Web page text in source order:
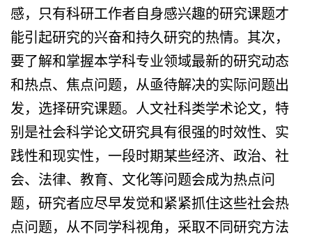
感，只有科研工作者自身感兴趣的研究课题才
能引起研究的兴奋和持久研究的热情。其次，
要了解和掌握本学科专业领域最新的研究动态
和热点、焦点问题，从亟待解决的实际问题出
发，选择研究课题。人文社科类学术论文，特
别是社会科学论文研究具有很强的时效性、实
践性和现实性，一段时期某些经济、政治、社
会、法律、教育、文化等问题会成为热点问
题，研究者应尽早发觉和紧紧抓住这些社会热
点问题，从不同学科视角，采取不同研究方法